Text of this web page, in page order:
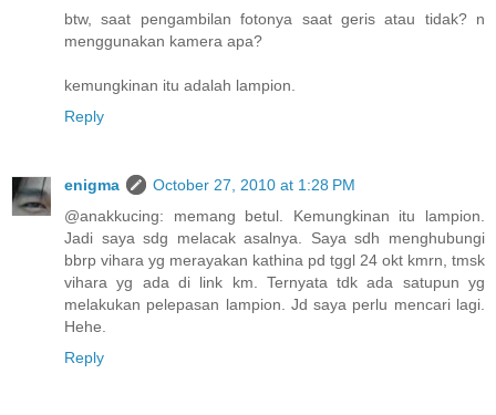
btw, saat pengambilan fotonya saat geris atau tidak? n
menggunakan kamera apa?
kemungkinan itu adalah lampion.
Reply
enigma
October 27, 2010 at 1:28 PM
@anakkucing: memang betul. Kemungkinan itu lampion.
Jadi saya sdg melacak asalnya. Saya sdh menghubungi
bbrp vihara yg merayakan kathina pd tggl 24 okt kmrn, tmsk
vihara yg ada di link km. Ternyata tdk ada satupun yg
melakukan pelepasan lampion. Jd saya perlu mencari lagi.
Hehe.
Reply